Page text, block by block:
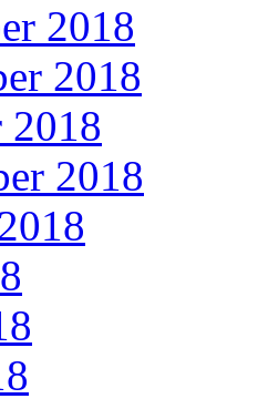
2018
2018
2018
2018